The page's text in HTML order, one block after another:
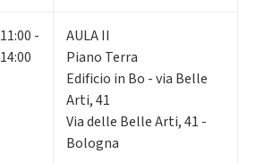
11:00 -
14:00
AULA II
Piano Terra
Edificio in Bo - via Belle
Arti, 41
Via delle Belle Arti, 41 -
Bologna